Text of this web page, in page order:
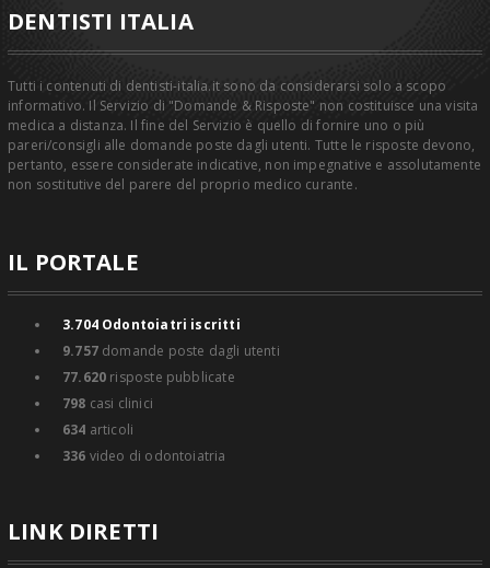
DENTISTI ITALIA
Tutti i contenuti di dentisti-italia.it sono da considerarsi solo a scopo
informativo. Il Servizio di "Domande & Risposte" non costituisce una visita
medica a distanza. Il fine del Servizio è quello di fornire uno o più
pareri/consigli alle domande poste dagli utenti. Tutte le risposte devono,
pertanto, essere considerate indicative, non impegnative e assolutamente
non sostitutive del parere del proprio medico curante.
IL PORTALE
3.704Odontoiatri iscritti
9.757domande poste dagli utenti
77.620 risposte pubblicate
798 casi clinici
634 articoli
336 video di odontoiatria
LINK DIRETTI